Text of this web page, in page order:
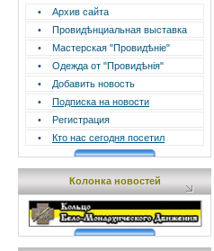
•
Архив сайта
•
Провидѣнциальная выставка
•
Мастерская "Провидѣніе"
•
Одежда от "Провидѣнія"
•
Добавить новость
•
Подписка на новости
•
Регистрация
•
Кто нас сегодня посетил
Колонка новостей